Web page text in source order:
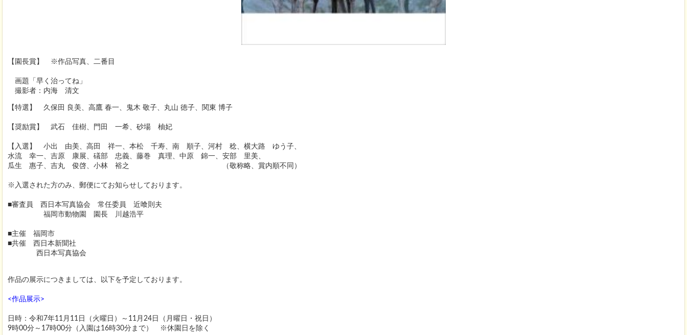
【園長賞】 ※作品写真、二番目
画題「早く治ってね」
撮影者：内海 清文
【特選】 久保田 良美、高鷹 春一、鬼木 敬子、丸山 徳子、関東 博子
【奨励賞】 武石 佳樹、門田 一希、砂場 柚妃
【入選】
小出 由美、高田 祥一、本松 千寿、南 順子、河村 稔、横大路 ゆう子、
水流 幸一、吉原 康展、礒部 忠義、藤巻 真理、中原 錦一、安部 里美、
瓜生 惠子、吉丸 俊啓、小林 裕之 （敬称略、賞内順不同）
※入選された方のみ、郵便にてお知らせしております。
■審査員 西日本写真協会 常任委員 近喰則夫
福岡市動物園 園長 川越浩平
■主催 福岡市
■共催 西日本新聞社
西日本写真協会
作品の展示につきましては、以下を予定しております。
<作品展示>
日時：令和7年11月11日（火曜日）～11月24日（月曜日・祝日）
9時00分～17時00分（入園は16時30分まで） ※休園日を除く